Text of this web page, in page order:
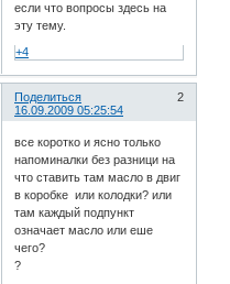
если что вопросы здесь на
эту тему.
+4
Поделиться
2
16.09.2009 05:25:54
все коротко и ясно только
напоминалки без разници на
что ставить там масло в двиг
в коробке или колодки? или
там каждый подпункт
означает масло или еше
чего?
?